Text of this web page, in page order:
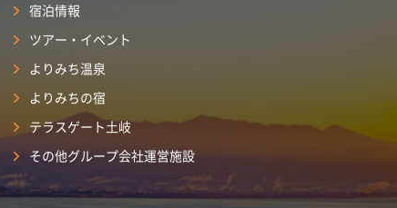
宿泊情報
ツアー・イベント
よりみち温泉
よりみちの宿
テラスゲート土岐
その他グループ会社運営施設